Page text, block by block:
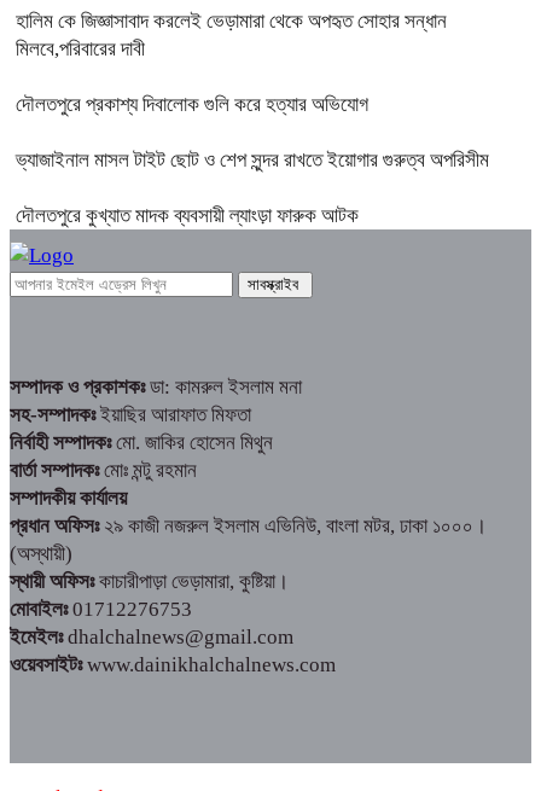
হালিম কে জিজ্ঞাসাবাদ করলেই ভেড়ামারা থেকে অপহৃত সোহার সন্ধান
মিলবে,পরিবারের দাবী
দৌলতপুরে প্রকাশ্য দিবালোক গুলি করে হত্যার অভিযোগ
ভ্যাজাইনাল মাসল টাইট ছোট ও শেপ সুন্দর রাখতে ইয়োগার গুরুত্ব অপরিসীম
দৌলতপুরে কুখ্যাত মাদক ব্যবসায়ী ল্যাংড়া ফারুক আটক
সম্পাদক ও প্রকাশকঃডা: কামরুল ইসলাম মনা
সহ-সম্পাদকঃইয়াছির আরাফাত মিফতা
নির্বাহী সম্পাদকঃমো. জাকির হোসেন মিথুন
বার্তা সম্পাদকঃমোঃ মন্টু রহমান
সম্পাদকীয় কার্যালয়
প্রধান অফিসঃ২৯ কাজী নজরুল ইসলাম এভিনিউ, বাংলা মটর, ঢাকা ১০০০।
(অস্থায়ী)
স্থায়ী অফিসঃকাচারীপাড়া ভেড়ামারা, কুষ্টিয়া।
মোবাইলঃ01712276753
ইমেইলঃdhalchalnews@gmail.com
ওয়েবসাইটঃwww.dainikhalchalnews.com